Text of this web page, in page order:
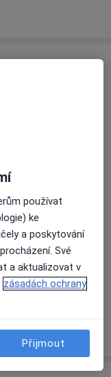
aktivní
na pojišťovnu
používat
ke
a poskytování
Své
a aktualizovat v
zásadách ochrany
Přijmout